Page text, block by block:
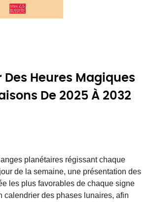
Heures Magiques
De 2025 À 2032
planétaires régissant chaque
de la semaine, une présentation des
les plus favorables de chaque signe
calendrier des phases lunaires, afin